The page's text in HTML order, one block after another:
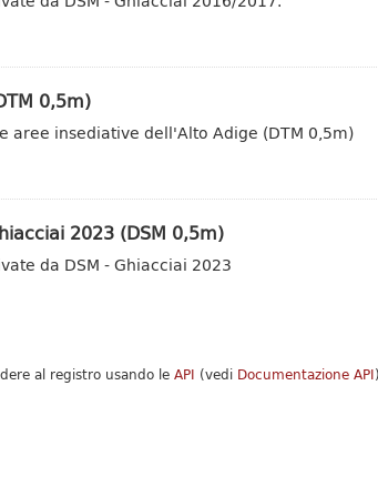
0,5m)
aree insediative dell'Alto Adige (DTM 0,5m)
2023 (DSM 0,5m)
da DSM - Ghiacciai 2023
al registro usando le API (vedi Documentazione API